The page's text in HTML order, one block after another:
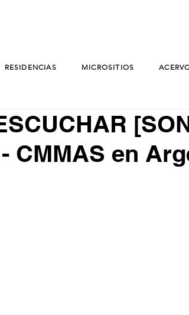
RESIDENCIAS MICROSITIOS
CMMAS en